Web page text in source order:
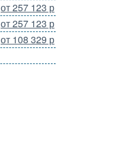
от 257 123 р
от 257 123 р
от 108 329 р